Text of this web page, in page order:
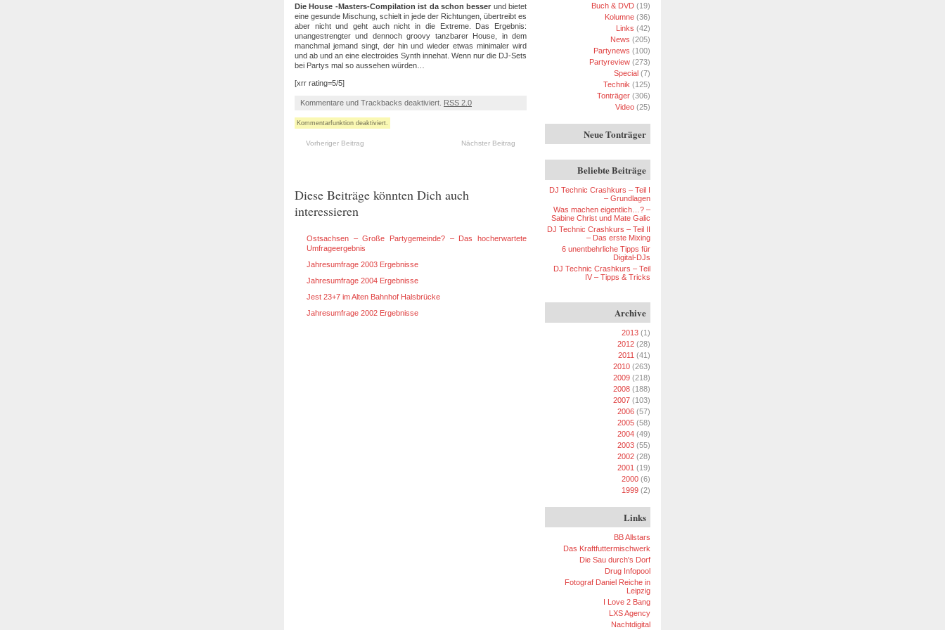
Die House -Masters-Compilation ist da schon besser und bietet
eine gesunde Mischung, schielt in jede der Richtungen, übertreibt es
aber nicht und geht auch nicht in die Extreme. Das Ergebnis:
unangestrengter und dennoch groovy tanzbarer House, in dem
manchmal jemand singt, der hin und wieder etwas minimaler wird
und ab und an eine electroides Synth innehat. Wenn nur die DJ-Sets
bei Partys mal so aussehen würden…
[xrr rating=5/5]
Kommentare und Trackbacks deaktiviert. RSS 2.0
Kommentarfunktion deaktiviert.
Vorheriger Beitrag Nächster Beitrag
Diese Beiträge könnten Dich auch
interessieren
Ostsachsen – Große Partygemeinde? – Das hocherwartete
Umfrageergebnis
Jahresumfrage 2003 Ergebnisse
Jahresumfrage 2004 Ergebnisse
Jest 23+7 im Alten Bahnhof Halsbrücke
Jahresumfrage 2002 Ergebnisse
Buch & DVD (19)
Kolumne (36)
Links (42)
News (205)
Partynews (100)
Partyreview (273)
Special (7)
Technik (125)
Tonträger (306)
Video (25)
Neue Tonträger
Beliebte Beiträge
DJ Technic Crashkurs – Teil I
– Grundlagen
Was machen eigentlich…? –
Sabine Christ und Mate Galic
DJ Technic Crashkurs – Teil II
– Das erste Mixing
6 unentbehrliche Tipps für
Digital-DJs
DJ Technic Crashkurs – Teil
IV – Tipps & Tricks
Archive
2013 (1)
2012 (28)
2011 (41)
2010 (263)
2009 (218)
2008 (188)
2007 (103)
2006 (57)
2005 (58)
2004 (49)
2003 (55)
2002 (28)
2001 (19)
2000 (6)
1999 (2)
Links
BB Allstars
Das Kraftfuttermischwerk
Die Sau durch's Dorf
Drug Infopool
Fotograf Daniel Reiche in
Leipzig
I Love 2 Bang
LXS Agency
Nachtdigital